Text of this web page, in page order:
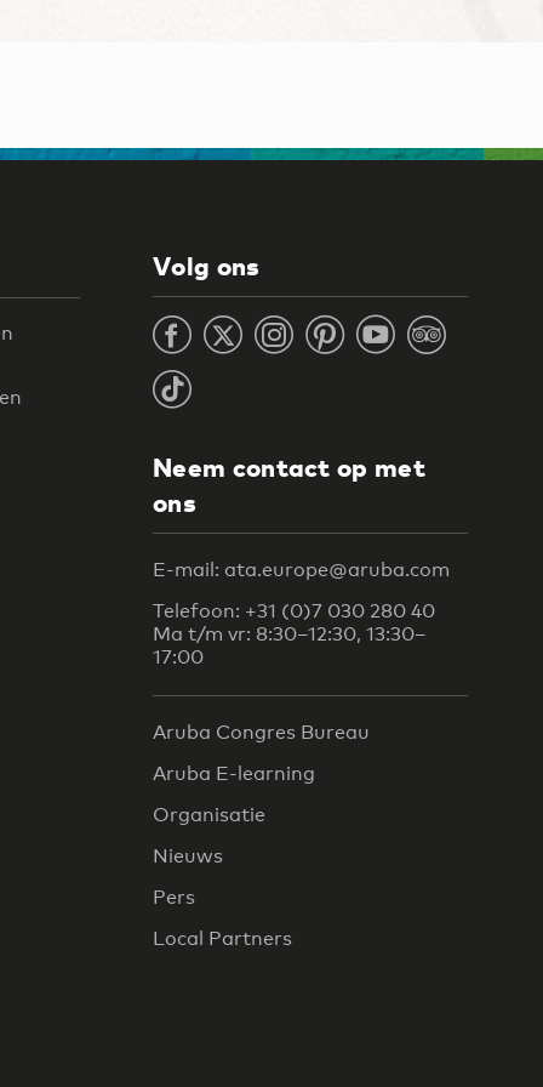
Volg ons
Neem contact op met
ons
E-mail: ata.europe@aruba.com
Telefoon: +31 (0)7 030 280 40
Ma t/m vr: 8:30–12:30, 13:30–
17:00
Aruba Congres Bureau
Aruba E-learning
Organisatie
Nieuws
Pers
Local Partners